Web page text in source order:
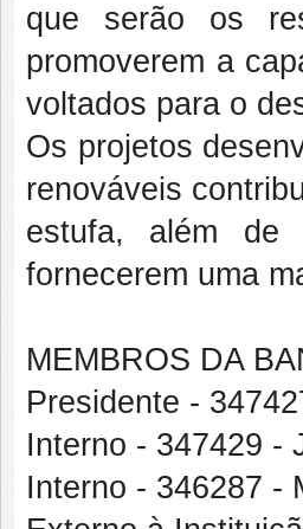
que serão os
promoverem a
voltados para o
Os projetos
renováveis
estufa, além de
fornecerem uma
MEMBROS DA
Presidente -
Interno - 347429 -
Interno - 346287 -